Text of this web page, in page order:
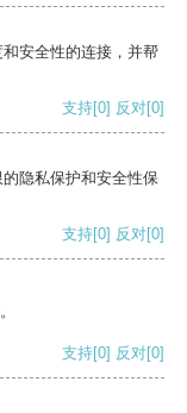
安全性的连接，并帮
支持[0] 反对[0]
隐私保护和安全性保
支持[0] 反对[0]
支持[0] 反对[0]